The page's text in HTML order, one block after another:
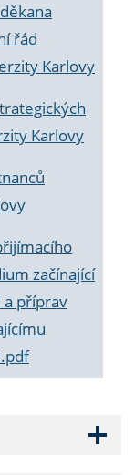
řád
Karlovy
Karlovy
začínající
příprav